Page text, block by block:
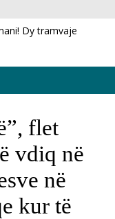
Dy tramvaje
flet
vdiq në
në
kur të